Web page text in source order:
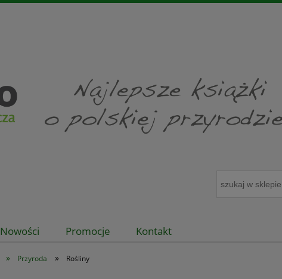
Nowości Promocje Kontakt
» Przyroda » Rośliny